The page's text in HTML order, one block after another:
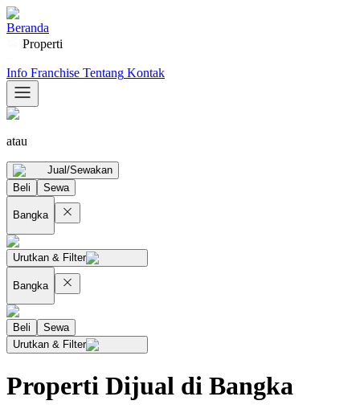
Beranda
Properti
Info Franchise Tentang Kontak
atau
Jual/Sewakan
Beli
Sewa
Bangka
Urutkan & Filter
Bangka
Beli
Sewa
Urutkan & Filter
Properti Dijual di Bangka